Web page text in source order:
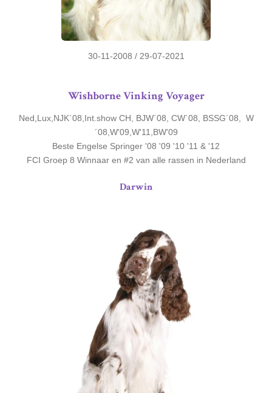
30-11-2008 / 29-07-2021
Wishborne Vinking Voyager
Ned,Lux,NJK´08,Int.show CH, BJW´08, CW´08, BSSG´08, W
´08,W'09,W'11,BW'09
Beste Engelse Springer '08 '09 '10 '11 & '12
FCI Groep 8 Winnaar en #2 van alle rassen in Nederland
Darwin